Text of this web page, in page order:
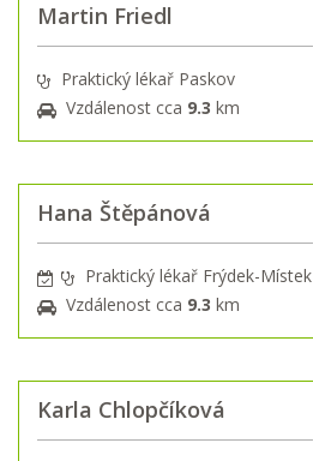
Martin Friedl
Praktický lékař Paskov
Vzdálenost cca 9.3 km
Hana Štěpánová
Praktický lékař Frýdek-Místek
Vzdálenost cca 9.3 km
Karla Chlopčíková